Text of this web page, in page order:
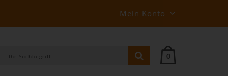
Mein Konto
0